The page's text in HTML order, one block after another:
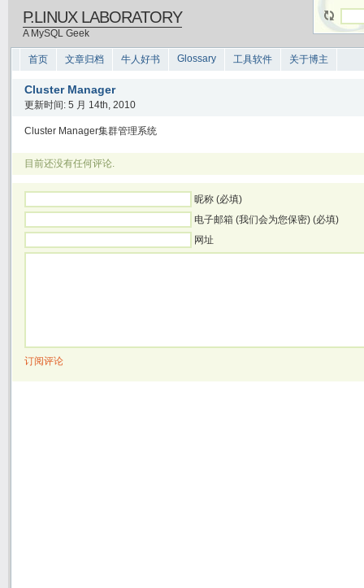
P.LINUX LABORATORY
A MySQL Geek
首页 文章归档 牛人好书 Glossary 工具软件 关于博主
Cluster Manager
更新时间: 5 月 14th, 2010
Cluster Manager集群管理系统
目前还没有任何评论.
昵称 (必填)
电子邮箱 (我们会为您保密) (必填)
网址
订阅评论